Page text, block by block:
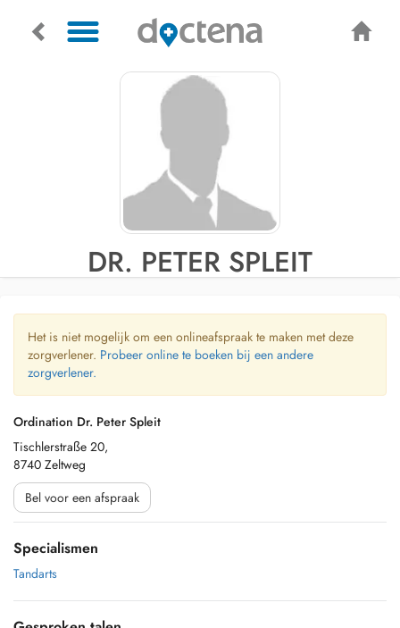
DR. PETER SPLEIT
Het is niet mogelijk om een onlineafspraak te maken met deze
zorgverlener. Probeer online te boeken bij een andere
zorgverlener.
Ordination Dr. Peter Spleit
Tischlerstraße 20,
8740 Zeltweg
Bel voor een afspraak
Specialismen
Tandarts